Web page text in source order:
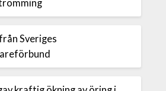
Sveriges